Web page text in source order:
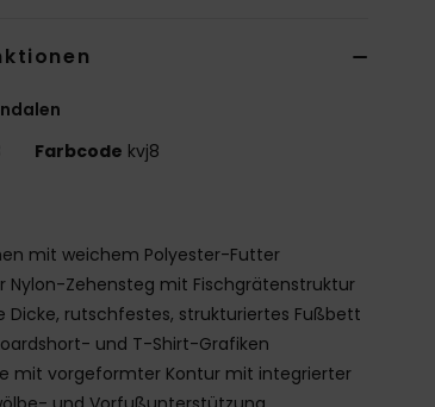
Farbcode kvj8
mit weichem Polyester-Futter
Nylon-Zehensteg mit Fischgrätenstruktur
Dicke, rutschfestes, strukturiertes Fußbett
und T-Shirt-Grafiken
mit vorgeformter Kontur mit integrierter